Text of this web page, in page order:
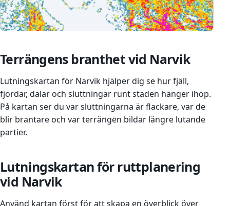
Terrängens branthet vid Narvik
Lutningskartan för Narvik hjälper dig se hur fjäll,
fjordar, dalar och sluttningar runt staden hänger ihop.
På kartan ser du var sluttningarna är flackare, var de
blir brantare och var terrängen bildar längre lutande
partier.
Lutningskartan för ruttplanering
vid Narvik
Använd kartan först för att skapa en överblick över